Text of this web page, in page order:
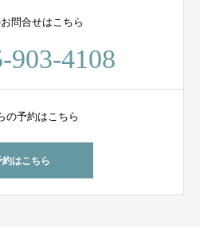
問合せはこちら
903-4108
の予約はこちら
約はこちら